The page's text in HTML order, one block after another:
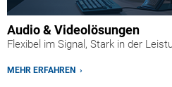
Audio & Videolösungen
Flexibel im Signal, Stark in der
MEHR ERFAHREN ›